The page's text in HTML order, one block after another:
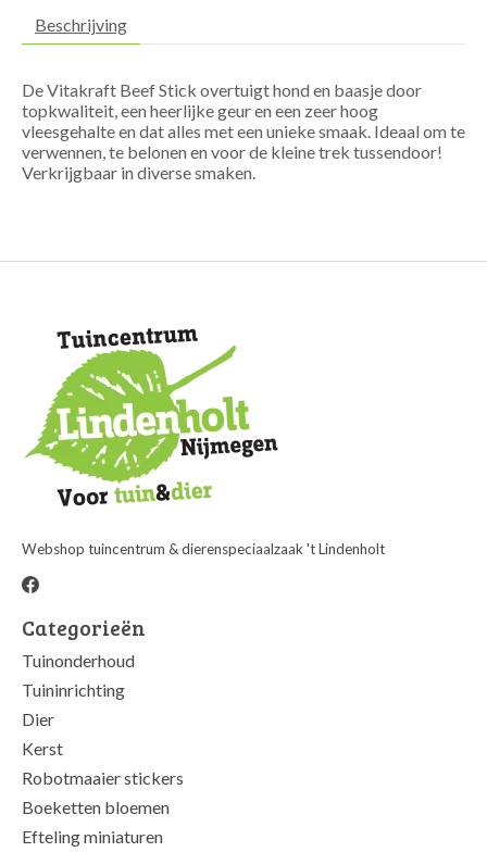
Beschrijving
De Vitakraft Beef Stick overtuigt hond en baasje door
topkwaliteit, een heerlijke geur en een zeer hoog
vleesgehalte en dat alles met een unieke smaak. Ideaal om te
verwennen, te belonen en voor de kleine trek tussendoor!
Verkrijgbaar in diverse smaken.
Webshop tuincentrum & dierenspeciaalzaak 't Lindenholt
Categorieën
Tuinonderhoud
Tuininrichting
Dier
Kerst
Robotmaaier stickers
Boeketten bloemen
Efteling miniaturen